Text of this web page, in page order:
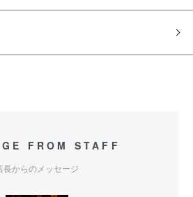
FROM STAFF
長からのメッセージ